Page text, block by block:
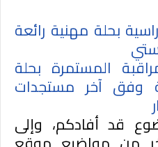
بحلة مهنية رائعة
المستمرة بحلة
وفق آخر مستجدات
قد أفادكم، وإلى